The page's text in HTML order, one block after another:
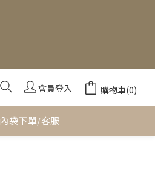
會員登入 購物車(0)
內袋下單/客服